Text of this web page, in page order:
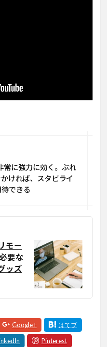
常に強力に効く。ぶれ
ければ、スタビライ
できる
モー
要な
ッズ